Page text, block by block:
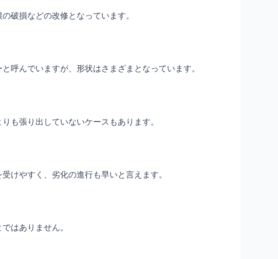
破損などの改修となっています。
呼んでいますが、形状はさまざまとなっています。
も張り出していないケースもあります。
けやすく、劣化の進行も早いと言えます。
はありません。